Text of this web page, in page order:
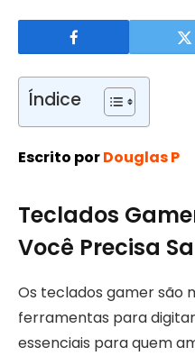
Índice
Escrito porDouglas P
Teclados
Você Precisa
Os teclados gamer são
ferramentas para
essenciais para quem